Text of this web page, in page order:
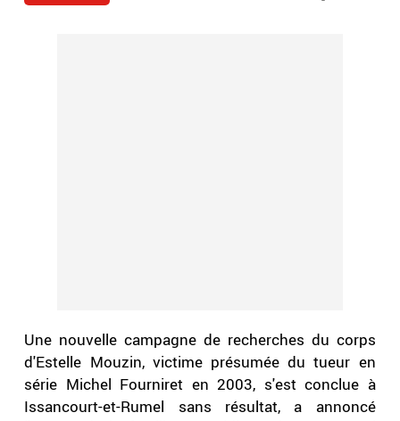
Une nouvelle campagne de recherches du corps
d'Estelle Mouzin, victime présumée du tueur en
série Michel Fourniret en 2003, s'est conclue à
Issancourt-et-Rumel sans résultat, a annoncé